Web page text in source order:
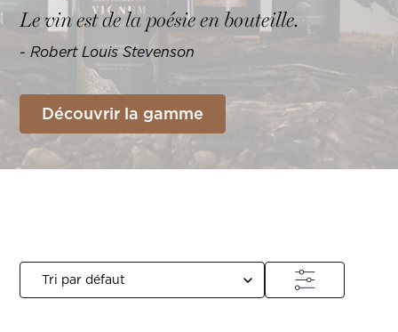
Le vin est de la poésie en bouteille.
- Robert Louis Stevenson
Découvrir la gamme